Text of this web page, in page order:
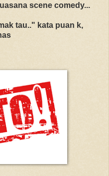
scene comedy...
tau.." kata puan k,